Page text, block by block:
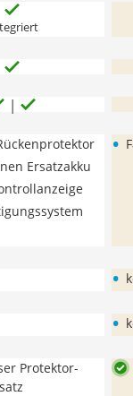
Ersatzakku
•
•
•
Protektor-